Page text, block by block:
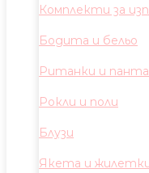
Комплекти за
Бодита и бельо
Ританки и
Рокли и поли
Блузи
Якета и